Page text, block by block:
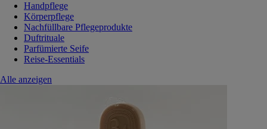
Handpflege
Körperpflege
Nachfüllbare Pflegeprodukte
Duftrituale
Parfümierte Seife
Reise-Essentials
Alle anzeigen